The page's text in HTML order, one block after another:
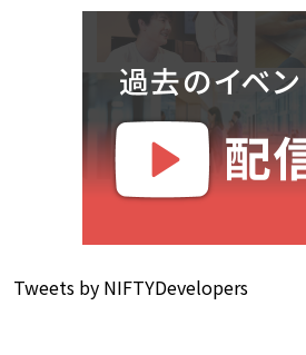
Tweets by NIFTYDevelopers